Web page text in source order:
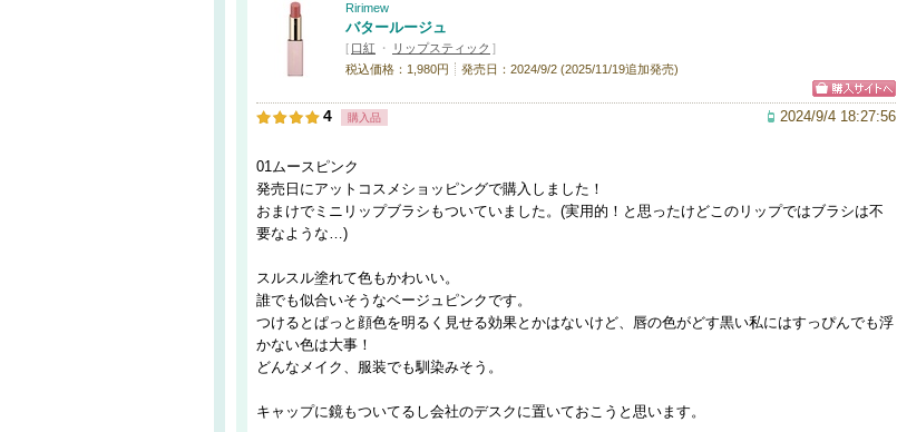
Ririmew
バタールージュ
[ 口紅 ・ リップスティック ]
税込価格：1,980円
発売日：2024/9/2 (2025/11/19追加発売)
4 購入品 2024/9/4 18:27:56
01ムースピンク
発売日にアットコスメショッピングで購入しました！
おまけでミニリップブラシもついていました。(実用的！と思ったけどこのリップではブラシは不
要なような…)
スルスル塗れて色もかわいい。
誰でも似合いそうなベージュピンクです。
つけるとぱっと顔色を明るく見せる効果とかはないけど、唇の色がどす黒い私にはすっぴんでも浮
かない色は大事！
どんなメイク、服装でも馴染みそう。
キャップに鏡もついてるし会社のデスクに置いておこうと思います。